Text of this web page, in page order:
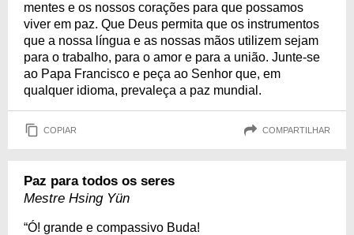
mentes e os nossos corações para que possamos
viver em paz. Que Deus permita que os instrumentos
que a nossa língua e as nossas mãos utilizem sejam
para o trabalho, para o amor e para a união. Junte-se
ao Papa Francisco e peça ao Senhor que, em
qualquer idioma, prevaleça a paz mundial.
COPIAR COMPARTILHAR
Paz para todos os seres
Mestre Hsing Yün
“Ó! grande e compassivo Buda!